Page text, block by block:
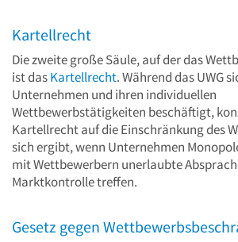
Kartellrecht
Die zweite große Säule, auf der das
ist dasKartellrecht. Während das UWG
Unternehmen und ihren individuellen
Wettbewerbstätigkeiten beschäftigt,
Kartellrecht auf die Einschränkung des
sich ergibt, wenn Unternehmen
mit Wettbewerbern unerlaubte
Marktkontrolle treffen.
Gesetz gegen